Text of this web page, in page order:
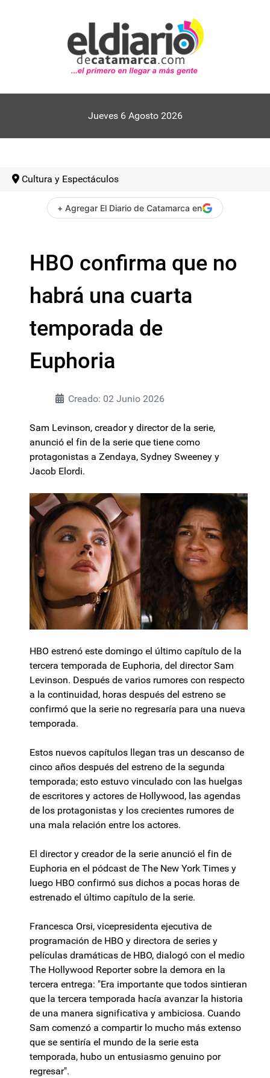
Jueves 6 Agosto 2026
Cultura y Espectáculos
+ Agregar El Diario de Catamarca en
HBO confirma que no
habrá una cuarta
temporada de
Euphoria
Creado: 02 Junio 2026
Sam Levinson, creador y director de la serie,
anunció el fin de la serie que tiene como
protagonistas a Zendaya, Sydney Sweeney y
Jacob Elordi.
HBO estrenó este domingo el último capítulo de la
tercera temporada de Euphoria, del director Sam
Levinson. Después de varios rumores con respecto
a la continuidad, horas después del estreno se
confirmó que la serie no regresaría para una nueva
temporada.
Estos nuevos capítulos llegan tras un descanso de
cinco años después del estreno de la segunda
temporada; esto estuvo vinculado con las huelgas
de escritores y actores de Hollywood, las agendas
de los protagonistas y los crecientes rumores de
una mala relación entre los actores.
El director y creador de la serie anunció el fin de
Euphoria en el pódcast de The New York Times y
luego HBO confirmó sus dichos a pocas horas de
estrenado el último capítulo de la serie.
Francesca Orsi, vicepresidenta ejecutiva de
programación de HBO y directora de series y
películas dramáticas de HBO, dialogó con el medio
The Hollywood Reporter sobre la demora en la
tercera entrega: "Era importante que todos sintieran
que la tercera temporada hacía avanzar la historia
de una manera significativa y ambiciosa. Cuando
Sam comenzó a compartir lo mucho más extenso
que se sentiría el mundo de la serie esta
temporada, hubo un entusiasmo genuino por
regresar".